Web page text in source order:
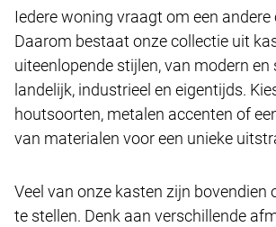
Iedere woning vraagt om een andere
Daarom bestaat onze collectie uit
uiteenlopende stijlen, van modern en
landelijk, industrieel en eigentijds.
houtsoorten, metalen accenten of
van materialen voor een unieke
Veel van onze kasten zijn bovendien
te stellen. Denk aan verschillende